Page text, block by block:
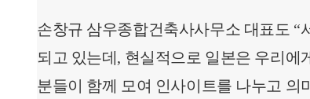
손창규 삼우종합건축사사무소 대표도
되고 있는데, 현실적으로 일본은 우리에
분들이 함께 모여 인사이트를 나누고 의